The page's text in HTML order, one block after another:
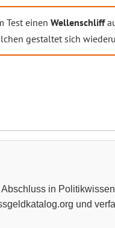
Test einen Wellenschliff
gestaltet sich
in
und